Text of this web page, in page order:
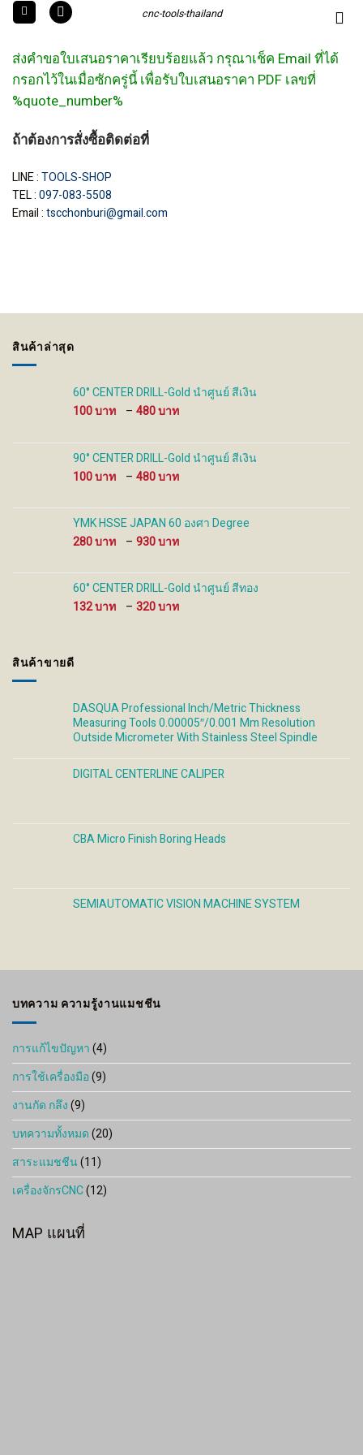
Skip
cnc-tools-thailand
ส่งคำขอใบเสนอราคาเรียบร้อยแล้ว กรุณาเช็ค Email ที่ได้
กรอกไว้ในเมื่อซักครู่นี้ เพื่อรับใบเสนอราคา PDF เลขที่
%quote_number%
ถ้าต้องการสั่งซื้อติดต่อที่
LINE :TOOLS-SHOP
TEL :097-083-5508
Email :tscchonburi@gmail.com
สินค้าล่าสุด
60° CENTER DRILL-Gold นำศูนย์ สีเงิน
100
– 480
100 ฿
through
480 ฿
90° CENTER DRILL-Gold นำศูนย์ สีเงิน
100
– 480
100 ฿
through
YMK HSSE JAPAN 60 องศา Degree
280
– 930
280 ฿
through
930 ฿
60° CENTER DRILL-Gold นำศูนย์ สีทอง
132
– 320
สินค้าขายดี
DASQUA Professional Inch/Metric Thickness
Measuring Tools 0.00005″/0.001 Mm Resolution
Outside Micrometer With Stainless Steel Spindle
DIGITAL CENTERLINE CALIPER
CBA Micro Finish Boring Heads
SEMIAUTOMATIC VISION MACHINE SYSTEM
บทความ ความรู้งานแมชชีน
การแก้ไขปัญหา(4)
การใช้เครื่องมือ(9)
งานกัด กลึง(9)
บทความทั้งหมด(20)
สาระแมชชีน(11)
เครื่องจักรCNC(12)
MAP แผนที่